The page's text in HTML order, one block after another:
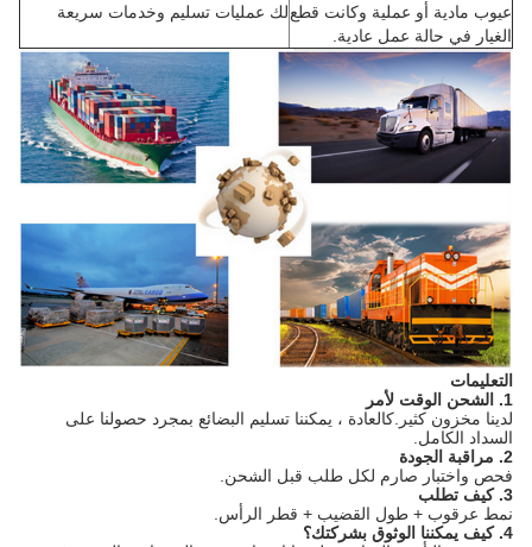
عيوب مادية أو عملية وكانت قطع
الغيار في حالة عمل عادية.
لك عمليات تسليم وخدمات سريعة
التعليمات
1. الشحن الوقت لأمر
لدينا مخزون كثير.كالعادة ، يمكننا تسليم البضائع بمجرد حصولنا على
السداد الكامل.
2. مراقبة الجودة
فحص واختبار صارم لكل طلب قبل الشحن.
3. كيف تطلب
نمط عرقوب + طول القضيب + قطر الرأس.
4. كيف يمكننا الوثوق بشركتك؟